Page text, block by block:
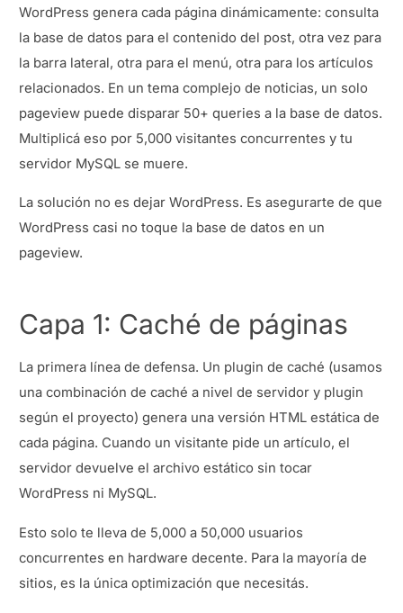
WordPress genera cada página dinámicamente: consulta
la base de datos para el contenido del post, otra vez para
la barra lateral, otra para el menú, otra para los artículos
relacionados. En un tema complejo de noticias, un solo
pageview puede disparar 50+ queries a la base de datos.
Multiplicá eso por 5,000 visitantes concurrentes y tu
servidor MySQL se muere.
La solución no es dejar WordPress. Es asegurarte de que
WordPress casi no toque la base de datos en un
pageview.
Capa 1: Caché de páginas
La primera línea de defensa. Un plugin de caché (usamos
una combinación de caché a nivel de servidor y plugin
según el proyecto) genera una versión HTML estática de
cada página. Cuando un visitante pide un artículo, el
servidor devuelve el archivo estático sin tocar
WordPress ni MySQL.
Esto solo te lleva de 5,000 a 50,000 usuarios
concurrentes en hardware decente. Para la mayoría de
sitios, es la única optimización que necesitás.